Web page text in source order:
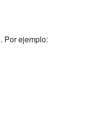
Por ejemplo: